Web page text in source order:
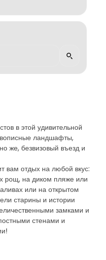
в этой удивительной
ландшафты,
же, безвизовый въезд и
вам отдых на любой вкус:
рощ, на диком пляже или
или на открытом
старины и истории
замками и
стенами и